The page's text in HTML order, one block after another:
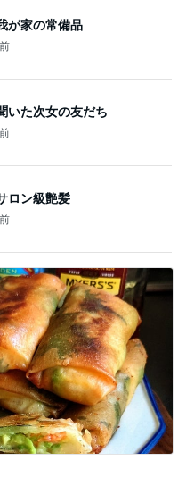
が家の常備品
いた次女の友だち
ロン級艶髪